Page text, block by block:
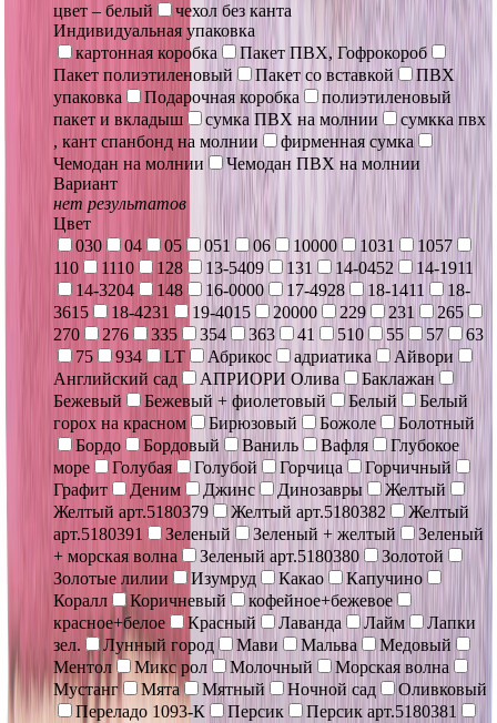
цвет – белый
чехол без канта
Индивидуальная упаковка
картонная коробка
Пакет ПВХ, Гофрокороб
Пакет полиэтиленовый
Пакет со вставкой
ПВХ
упаковка
Подарочная коробка
полиэтиленовый
пакет и вкладыш
сумка ПВХ на молнии
сумкка пвх
, кант спанбонд на молнии
фирменная сумка
Чемодан на молнии
Чемодан ПВХ на молнии
Вариант
нет результатов
Цвет
030
04 05 051 06 10000 1031
1057
110
1110 128 13-5409 131 14-0452
14-1911
14-3204
148 16-0000 17-4928 18-1411
18-
3615
18-4231 19-4015 20000 229 231
265
270
276 335 354 363 41 510 55 57
63
75
934 LT Абрикос адриатика
Айвори
Английский сад
АПРИОРИ Олива
Баклажан
Бежевый
Бежевый + фиолетовый Белый
Белый
горох на красном
Бирюзовый Божоле
Болотный
Бордо
Бордовый Ваниль Вафля
Глубокое
море
Голубая Голубой Горчица
Горчичный
Графит
Деним Джинс Динозавры
Желтый
Желтый арт.5180379
Желтый арт.5180382
Желтый
арт.5180391
Зеленый Зеленый + желтый
Зеленый
+ морская волна
Зеленый арт.5180380
Золотой
Золотые лилии
Изумруд Какао
Капучино
Коралл
Коричневый
кофейное+бежевое
красное+белое
Красный Лаванда Лайм
Лапки
зел.
Лунный город Мави Мальва
Медовый
Ментол
Микс рол Молочный
Морская волна
Мустанг
Мята Мятный Ночной сад
Оливковый
Переладо 1093-К
Персик
Персик арт.5180381